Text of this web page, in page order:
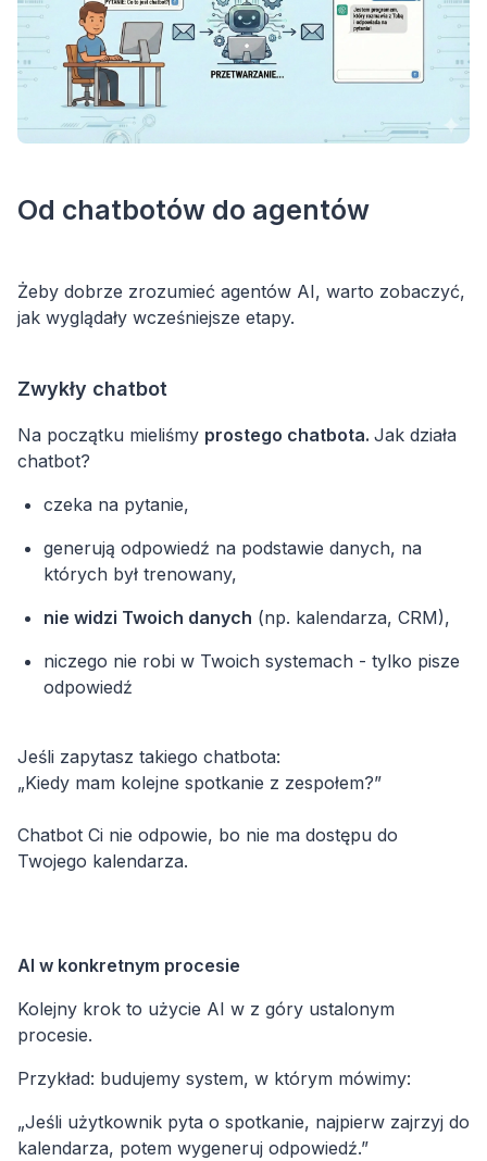
Od chatbotów do agentów
Żeby dobrze zrozumieć agentów AI, warto zobaczyć,
jak wyglądały wcześniejsze etapy.
Zwykły chatbot
Na początku mieliśmy prostego chatbota. Jak działa
chatbot?
czeka na pytanie,
generują odpowiedź na podstawie danych, na
których był trenowany,
nie widzi Twoich danych (np. kalendarza, CRM),
niczego nie robi w Twoich systemach - tylko pisze
odpowiedź
Jeśli zapytasz takiego chatbota:
„Kiedy mam kolejne spotkanie z zespołem?”
Chatbot Ci nie odpowie, bo nie ma dostępu do
Twojego kalendarza.
Kolejny krok to użycie AI w z góry ustalonym
Przykład: budujemy system, w którym mówimy:
„Jeśli użytkownik pyta o spotkanie, najpierw zajrzyj do
kalendarza, potem wygeneruj odpowiedź.”